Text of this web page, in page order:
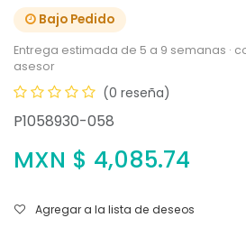
Bajo Pedido
Entrega estimada de 5 a 9 semanas ·
asesor
(0 reseña)
P1058930-058
MXN $ 4,085.74
Agregar a la lista de deseos